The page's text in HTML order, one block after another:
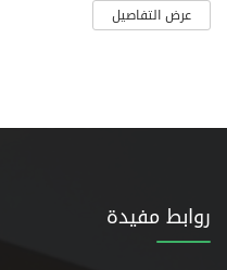
عرض التفاصيل
روابط مفيدة